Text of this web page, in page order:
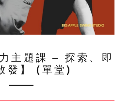
主題課 – 探索、即
發】 (單堂)